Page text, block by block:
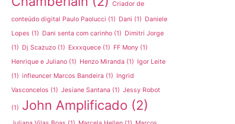
Criador de
conteúdo digital Paulo Paolucci (1) Dani (1) Daniele
Lopes (1) Dani senta com carinho (1) Dimitri Jorge
(1) Dj Scazuzo (1) Exxxquece (1) FF Mony (1)
Henrique e Juliano (1) Henzo Miranda (1) Igor Leite
(1) infleuncer Marcos Bandeira (1) Ingrid
Vasconcelos (1) Jesiane Santana (1) Jessy Robot
(1) John Amplificado (2)